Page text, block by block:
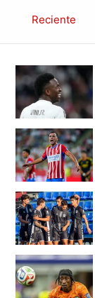
Reciente